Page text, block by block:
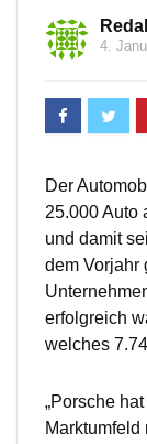
4.
Der
25.000 Auto
und damit
dem Vorjahr
erfolgreich
welches
„Porsche